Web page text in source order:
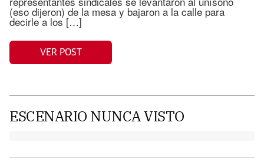
(eso dijeron) de la mesa y bajaron a la calle para
decirle a los […]
VER POST
ESCENARIO NUNCA VISTO